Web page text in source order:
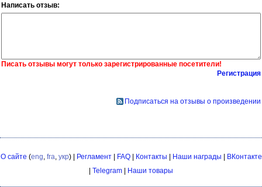
Написать отзыв:
Писать отзывы могут только зарегистрированные посетители!
Регистрация
Подписаться на отзывы о произведении
О сайте (eng fra укр) | Регламент| FAQ| Контакты | Наши награды | ВКонтакте
| Telegram | Наши товары